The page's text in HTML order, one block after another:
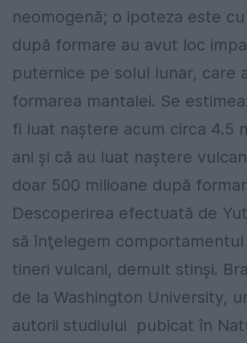
neomogenă; o ipoteza este
după formare au avut loc
puternice pe solul lunar, care
formarea mantalei. Se
fi luat naştere acum circa 4.5
ani şi că au luat naştere
doar 500 milioane după
Descoperirea efectuată de
să înţelegem comportamentul
tineri vulcani, demult stinşi.
de la Washington University,
autorii studiului pubicat în